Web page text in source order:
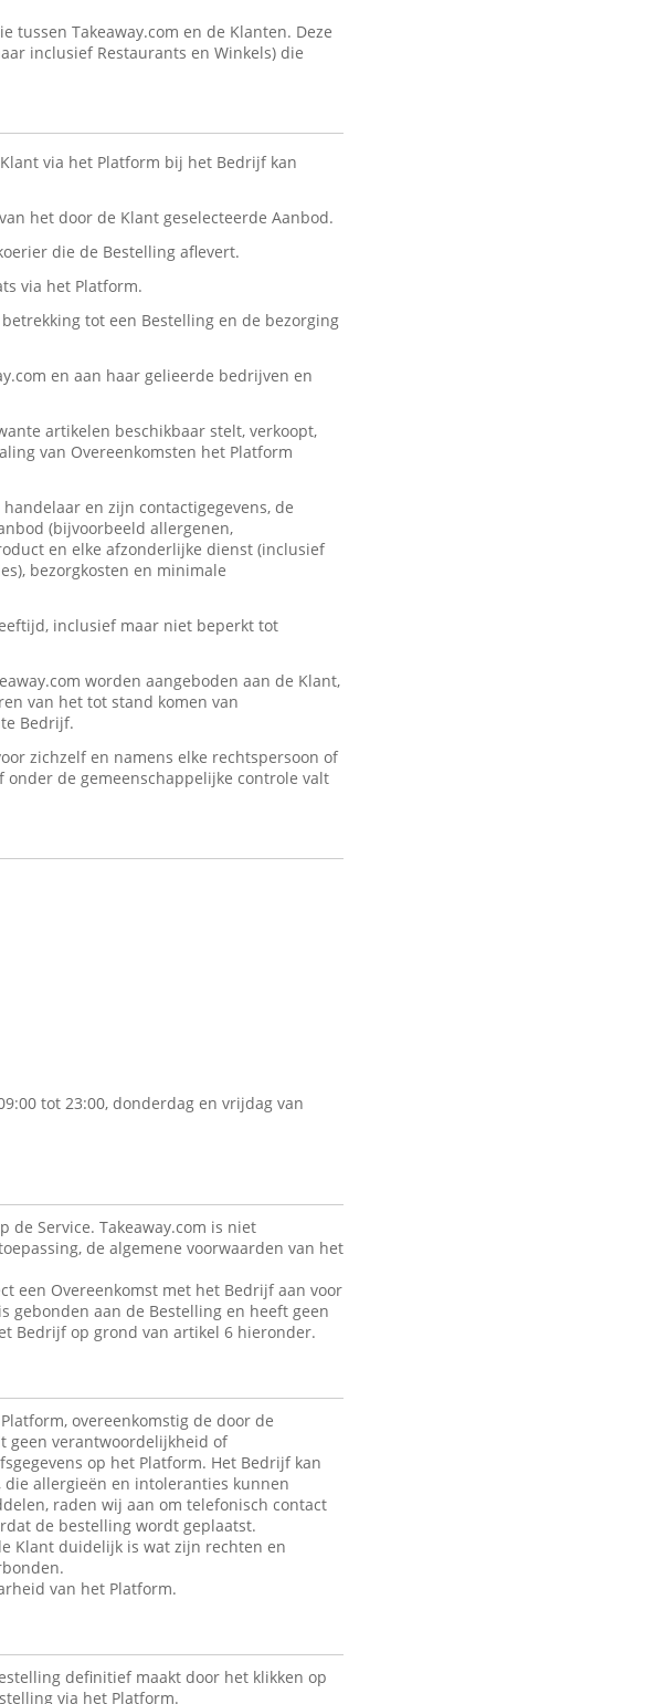
tussen Takeaway.com en de Klanten. Deze
inclusief Restaurants en Winkels) die
via het Platform bij het Bedrijf kan
het door de Klant geselecteerde Aanbod.
die de Bestelling aflevert.
via het Platform.
tot een Bestelling en de bezorging
en aan haar gelieerde bedrijven en
artikelen beschikbaar stelt, verkoopt,
van Overeenkomsten het Platform
en zijn contactigegevens, de
(bijvoorbeeld allergenen,
en elke afzonderlijke dienst (inclusief
bezorgkosten en minimale
inclusief maar niet beperkt tot
worden aangeboden aan de Klant,
van het tot stand komen van
Bedrijf.
zichzelf en namens elke rechtspersoon of
de gemeenschappelijke controle valt
tot 23:00, donderdag en vrijdag van
de Service. Takeaway.com is niet
de algemene voorwaarden van het
een Overeenkomst met het Bedrijf aan voor
gebonden aan de Bestelling en heeft geen
Bedrijf op grond van artikel 6 hieronder.
overeenkomstig de door de
geen verantwoordelijkheid of
op het Platform. Het Bedrijf kan
allergieën en intoleranties kunnen
raden wij aan om telefonisch contact
de bestelling wordt geplaatst.
Klant duidelijk is wat zijn rechten en
van het Platform.
definitief maakt door het klikken op
via het Platform.